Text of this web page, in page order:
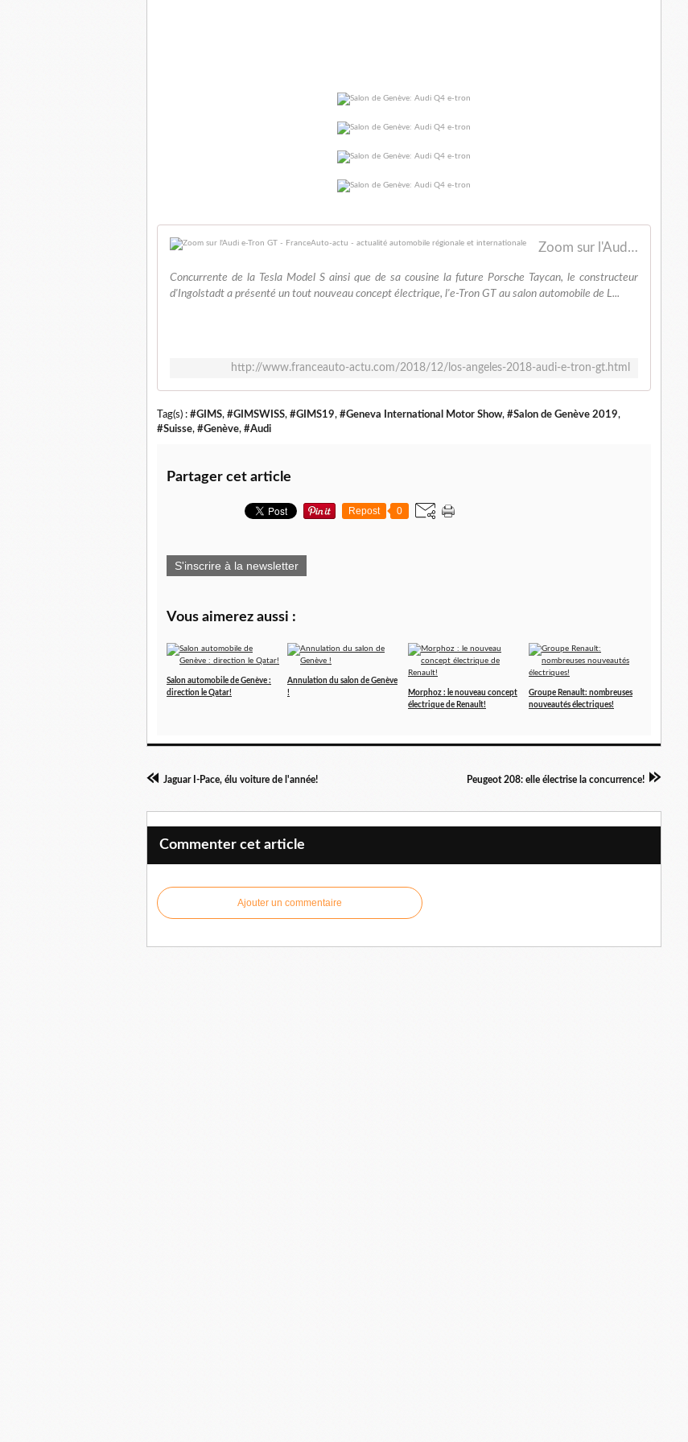
Zoom sur l'Audi e-Tron GT - FranceAuto-actu - actualité automobile régionale et internationale
Concurrente de la Tesla Model S ainsi que de sa cousine la future Porsche Taycan, le constructeur
d'Ingolstadt a présenté un tout nouveau concept électrique, l'e-Tron GT au salon automobile de L...
http://www.franceauto-actu.com/2018/12/los-angeles-2018-audi-e-tron-gt.html
Tag(s) : #GIMS, #GIMSWISS, #GIMS19, #Geneva International Motor Show, #Salon de Genève 2019,
#Suisse, #Genève, #Audi
Partager cet article
Repost 0
S'inscrire à la newsletter
Vous aimerez aussi :
Salon automobile de Genève :
direction le Qatar!
Annulation du salon de Genève
!
Morphoz : le nouveau concept
électrique de Renault!
Groupe Renault: nombreuses
nouveautés électriques!
Jaguar I-Pace, élu voiture de l'année! Peugeot 208: elle électrise la concurrence!
Commenter cet article
Ajouter un commentaire